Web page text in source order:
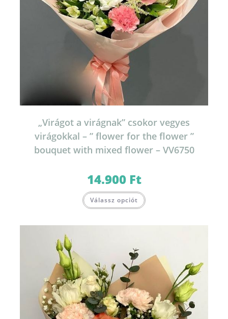
„Virágot a virágnak” csokor vegyes
virágokkal – ” flower for the flower ”
bouquet with mixed flower – VV6750
14.900 Ft
Válassz opciót